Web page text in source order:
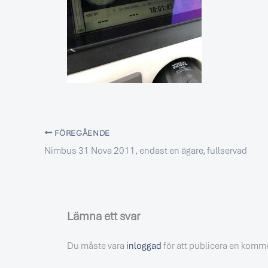
FÖREGÅENDE
Nimbus 31 Nova 2011, endast en ägare, fullservad
Lämna ett svar
Du måste vara inloggad för att publicera en